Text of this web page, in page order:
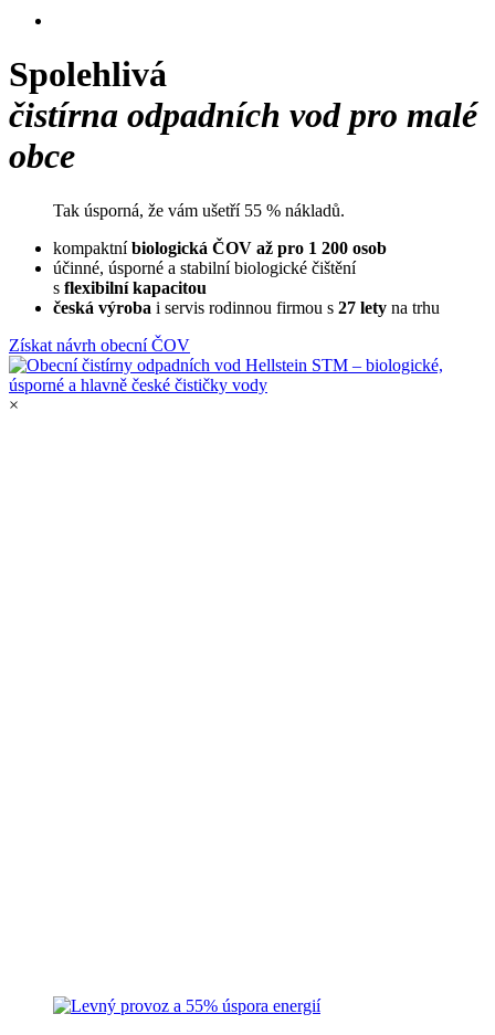
Spolehlivá
čistírna odpadních vod pro malé
obce
Tak úsporná, že vám ušetří 55 % nákladů.
kompaktníbiologická ČOV až pro 1 200 osob
účinné, úsporné a stabilní biologické čištění
s flexibilní kapacitou
česká výroba i servis rodinnou firmou s 27 lety na trhu
Získat návrh obecní ČOV
×